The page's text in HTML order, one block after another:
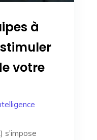
à
votre
s'impose